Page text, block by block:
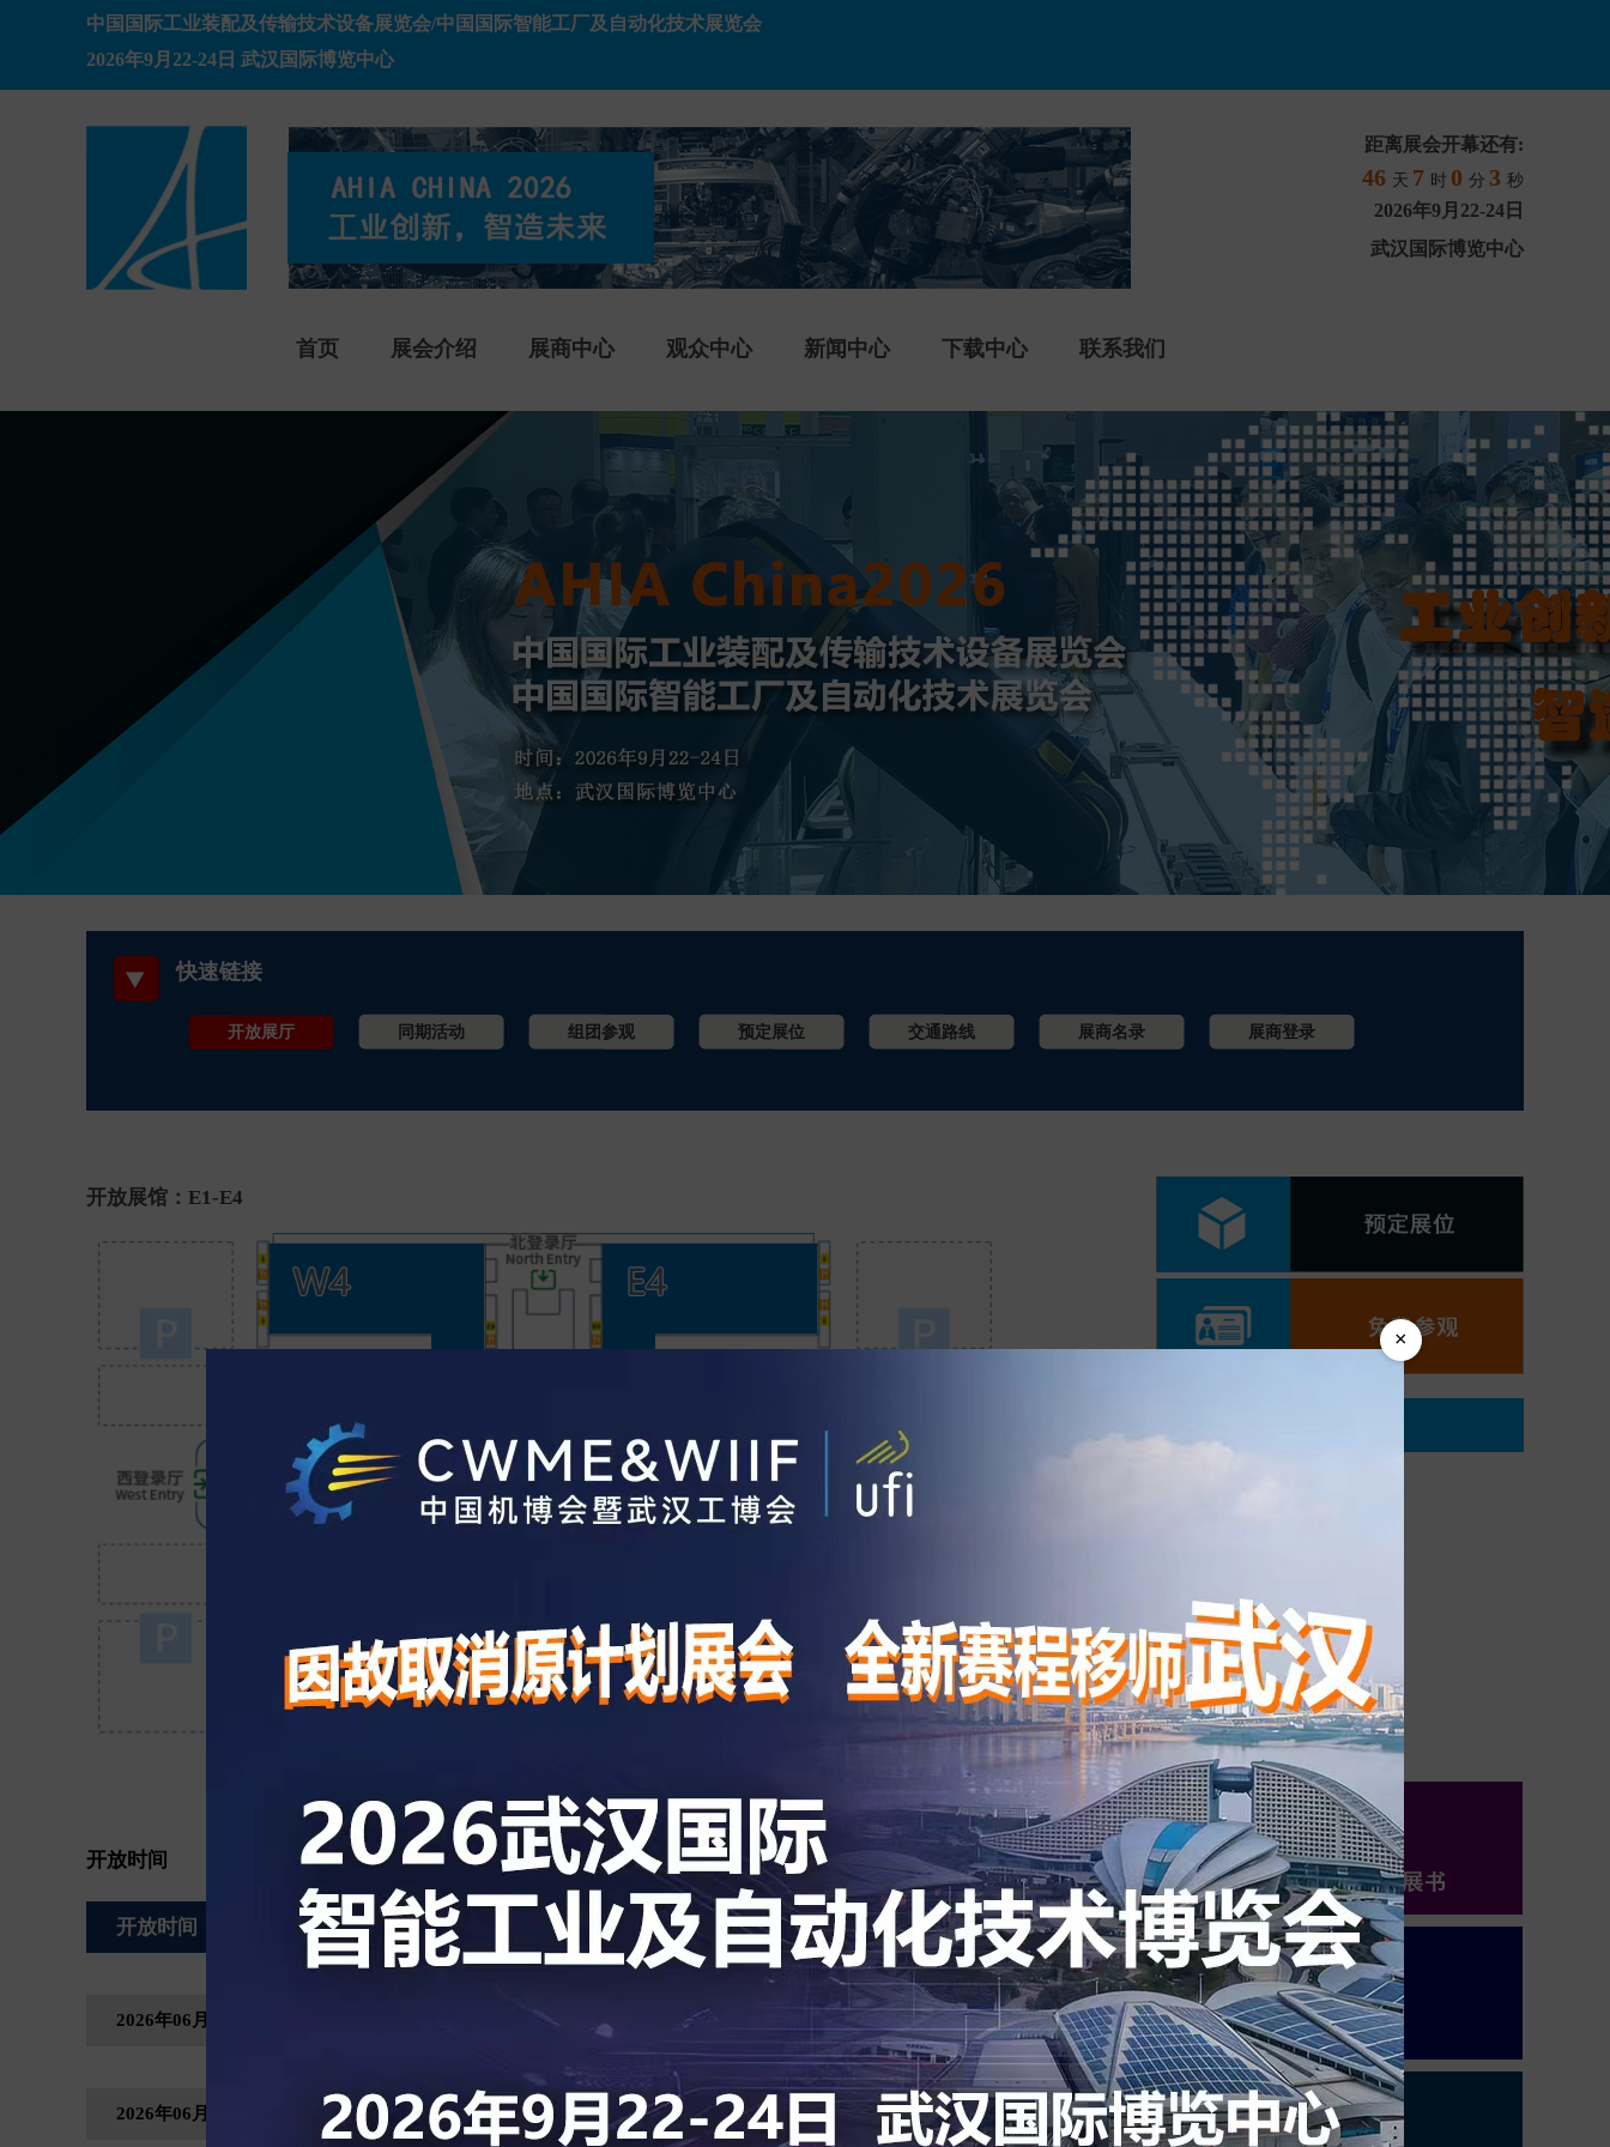
中国国际工业装配及传输技术设备展览会/中国国际智能工厂及自动化技术展览会
2026年9月22-24日 武汉国际博览中心
距离展会开幕还有:
46 天 7 时 0 分 1 秒
2026年9月22-24日
武汉国际博览中心
首页 展会介绍 展商中心 观众中心 新闻中心 下载中心 联系我们
快速链接
开放展厅 同期活动 组团参观 预定展位 交通路线 展商名录 展商登录
预定展位
交通路线
展商名录
展商登录
开放展馆：E1-E4
开放时间
开放时间 展商 观众
2026年06月10日，星期三 08:30–16:30 09:30–16:30
2026年06月11日，星期四 08:30–16:30 09:30–16:30
×